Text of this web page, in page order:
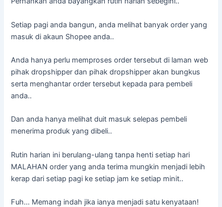
Setiap pagi anda bangun, anda melihat banyak order yang
masuk di akaun Shopee anda..
Anda hanya perlu memproses order tersebut di laman web
pihak dropshipper dan pihak dropshipper akan bungkus
serta menghantar order tersebut kepada para pembeli
anda..
Dan anda hanya melihat duit masuk selepas pembeli
menerima produk yang dibeli..
Rutin harian ini berulang-ulang tanpa henti setiap hari
MALAHAN order yang anda terima mungkin menjadi lebih
kerap dari setiap pagi ke setiap jam ke setiap minit..
Fuh… Memang indah jika ianya menjadi satu kenyataan!